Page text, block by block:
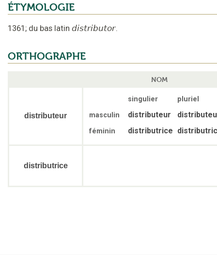
ÉTYMOLOGIE
1361 ; du bas latin distributor.
ORTHOGRAPHE
NOM
distributeur
singulier
pluriel
masculin
distributeur
féminin distributrice
distributrice